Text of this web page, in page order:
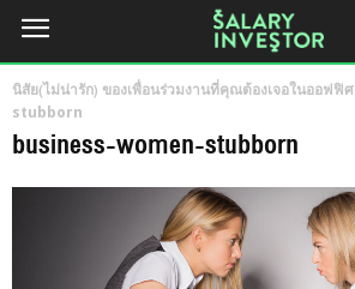
นิสัย(ไม่น่ารัก) ของเพื่อนร่วมงานที่คุณต้องเจอในออฟฟิศ
stubborn
business-women-stubborn